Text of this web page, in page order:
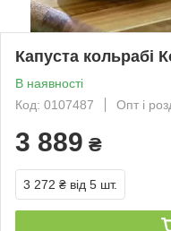
Капуста кольрабі
В наявності
Код: 0107487
Опт і
3 889 ₴
3 272 ₴ від 5 шт.